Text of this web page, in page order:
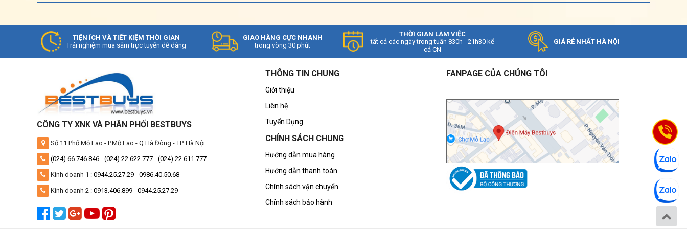
– Thêm công suất vượt trội: Tính năng PowerBoost được cải tiến trong bếp từ của bạn giúp
gấp 3 lần so với các loại bếp khác.
TIỆN ÍCH VÀ TIẾT KIỆM THỜI GIAN
Trải nghiệm mua sắm trực tuyến dễ dàng
GIAO HÀNG CỰC NHANH
trong vòng 30 phút
THỜI GIAN LÀM VIỆC
tất cả các ngày trong tuần 830h - 21h30 kể
cả CN
GIÁ RẺ NHẤT HÀ NỘI
CÔNG TY XNK VÀ PHÂN PHỐI BESTBUYS
Số 11 Phố Mộ Lao - P.Mỗ Lao - Q.Hà Đông - TP. Hà Nội
(024).66.746.846 - (024).22.622.777 - (024).22.611.777
Kinh doanh 1 : 0944.25.27.29 - 0986.40.50.68
Kinh doanh 2 : 0913.406.899 - 0944.25.27.29
THÔNG TIN CHUNG
Giới thiệu
Liên hệ
Tuyển Dụng
CHÍNH SÁCH CHUNG
Hướng dẫn mua hàng
Hướng dẫn thanh toán
Chính sách vận chuyển
Chính sách bảo hành
FANPAGE CỦA CHÚNG TÔI